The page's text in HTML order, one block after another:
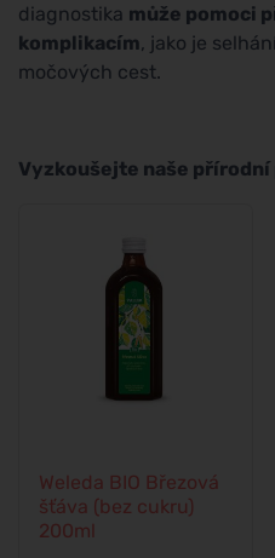
diagnostika může pomoci
komplikacím, jako je
močových cest.
Vyzkoušejte naše
Weleda BIO Březová
šťáva (bez cukru)
200ml